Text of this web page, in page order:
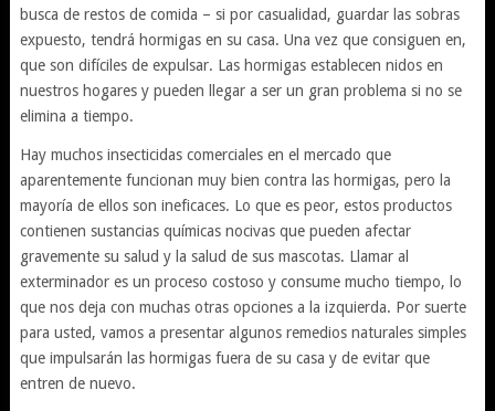
busca de restos de comida – si por casualidad, guardar las sobras
expuesto, tendrá hormigas en su casa. Una vez que consiguen en,
que son difíciles de expulsar. Las hormigas establecen nidos en
nuestros hogares y pueden llegar a ser un gran problema si no se
elimina a tiempo.
Hay muchos insecticidas comerciales en el mercado que
aparentemente funcionan muy bien contra las hormigas, pero la
mayoría de ellos son ineficaces. Lo que es peor, estos productos
contienen sustancias químicas nocivas que pueden afectar
gravemente su salud y la salud de sus mascotas. Llamar al
exterminador es un proceso costoso y consume mucho tiempo, lo
que nos deja con muchas otras opciones a la izquierda. Por suerte
para usted, vamos a presentar algunos remedios naturales simples
que impulsarán las hormigas fuera de su casa y de evitar que
entren de nuevo.